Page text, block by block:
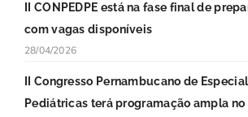
II CONPEDPE está na fase final de
com vagas disponíveis
28/04/2026
II Congresso Pernambucano de
Pediátricas terá programação ampla no